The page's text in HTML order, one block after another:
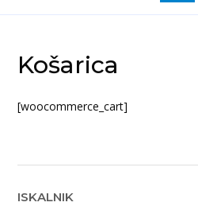
Košarica
[woocommerce_cart]
ISKALNIK